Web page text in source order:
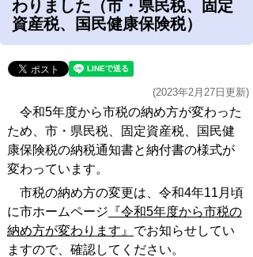
わりました（市・県民税、固定
資産税、国民健康保険税）
(2023年2月27日更新)
令和5年度から市税の納め方が変わった
ため、市・県民税、固定資産税、国民健
康保険税の納税通知書と納付書の様式が
変わっています。
市税の納め方の変更は、令和4年11月頃
に市ホームページ 『令和5年度から市税の
納め方が変わります』 でお知らせしてい
ますので、確認してください。